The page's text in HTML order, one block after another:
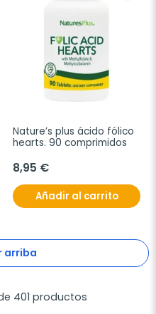
Nature’s plus ácido fólico
hearts. 90 comprimidos
8,95 €
Añadir al carrito
arriba
401 productos